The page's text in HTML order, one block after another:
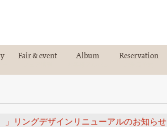
Fair & event Album Reservation
」リングデザインリニューアルのお知らせ